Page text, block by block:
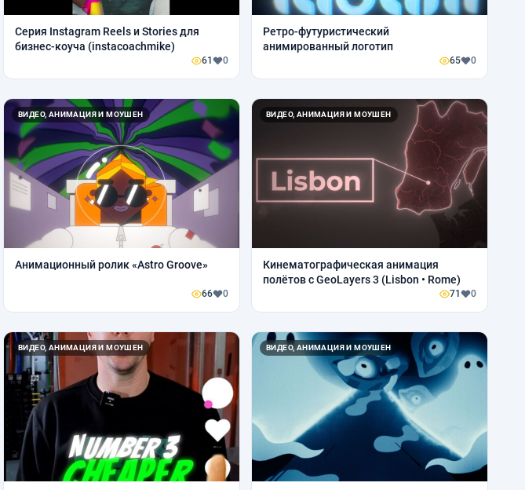
Серия Instagram Reels и Stories для
бизнес-коуча (instacoachmike)
61 0
Ретро-футуристический
анимированный логотип
65 0
ВИДЕО, АНИМАЦИЯ И МОУШЕН
Анимационный ролик «Astro Groove»
66 0
ВИДЕО, АНИМАЦИЯ И МОУШЕН
Кинематографическая анимация
полётов с GeoLayers 3 (Lisbon • Rome)
71 0
ВИДЕО, АНИМАЦИЯ И МОУШЕН ВИДЕО, АНИМАЦИЯ И МОУШЕН